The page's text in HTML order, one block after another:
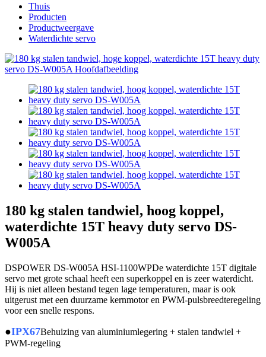
Thuis
Producten
Productweergave
Waterdichte servo
180 kg stalen tandwiel, hoog koppel,
waterdichte 15T heavy duty servo DS-
W005A
DSPOWER DS-W005A HSI-1100WPDe waterdichte 15T digitale
servo met grote schaal heeft een superkoppel en is zeer waterdicht.
Hij is niet alleen bestand tegen lage temperaturen, maar is ook
uitgerust met een duurzame kernmotor en PWM-pulsbreedteregeling
voor een snelle respons.
●IPX67Behuizing van aluminiumlegering + stalen tandwiel +
PWM-regeling